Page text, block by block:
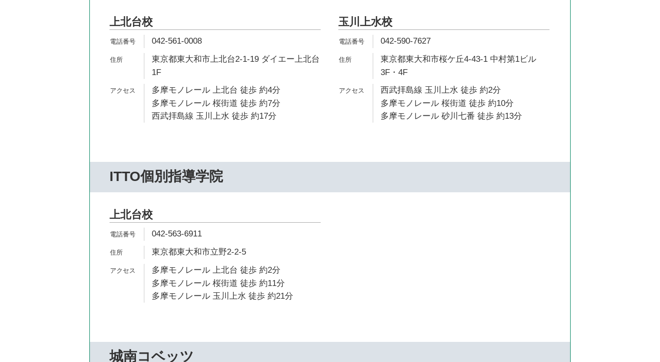
上北台校
042-561-0008
東京都東大和市上北台2-1-19 ダイエー上北台
1F
多摩モノレール 上北台 徒歩 約4分
多摩モノレール 桜街道 徒歩 約7分
西武拝島線 玉川上水 徒歩 約17分
玉川上水校
042-590-7627
東京都東大和市桜ケ丘4-43-1 中村第1ビル
3F・4F
西武拝島線 玉川上水 徒歩 約2分
多摩モノレール 桜街道 徒歩 約10分
多摩モノレール 砂川七番 徒歩 約13分
ITTO個別指導学院
上北台校
042-563-6911
東京都東大和市立野2-2-5
多摩モノレール 上北台 徒歩 約2分
多摩モノレール 桜街道 徒歩 約11分
多摩モノレール 玉川上水 徒歩 約21分
城南コベッツ